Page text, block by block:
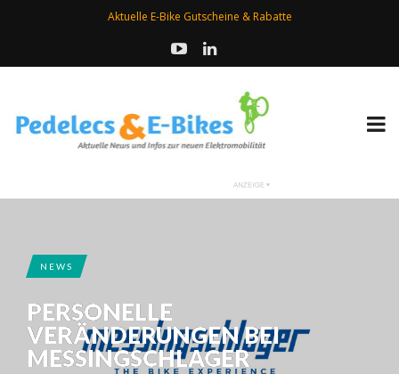
Aktuelle E-Bike Gutscheine & Rabatte
NEWS
PERSONELLE
VERÄNDERUNGEN BEI
MESSINGSCHLAGER